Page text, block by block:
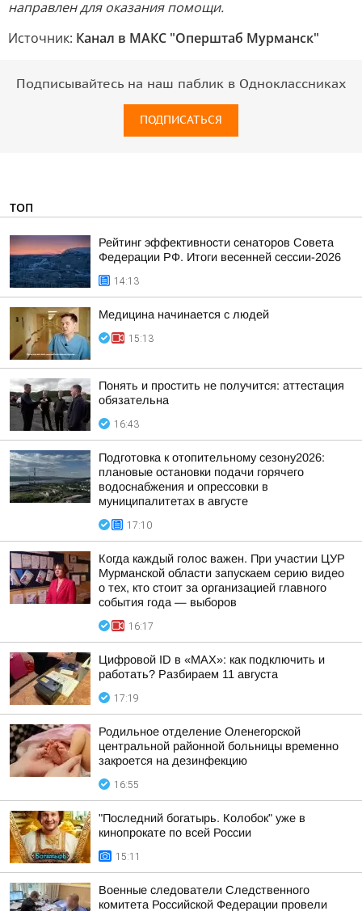
направлен для оказания помощи.
Источник: Канал в МАКС "Оперштаб Мурманск"
Подписывайтесь на наш паблик в Одноклассниках
ПОДПИСАТЬСЯ
ТОП
Рейтинг эффективности сенаторов Совета
Федерации РФ. Итоги весенней сессии-2026
14:13
Медицина начинается с людей
15:13
Понять и простить не получится: аттестация
обязательна
16:43
Подготовка к отопительному сезону2026:
плановые остановки подачи горячего
водоснабжения и опрессовки в
муниципалитетах в августе
17:10
Когда каждый голос важен. При участии ЦУР
Мурманской области запускаем серию видео
о тех, кто стоит за организацией главного
события года — выборов
16:17
Цифровой ID в «MAX»: как подключить и
работать? Разбираем 11 августа
17:19
Родильное отделение Оленегорской
центральной районной больницы временно
закроется на дезинфекцию
16:55
"Последний богатырь. Колобок" уже в
кинопрокате по всей России
15:11
Военные следователи Следственного
комитета Российской Федерации провели